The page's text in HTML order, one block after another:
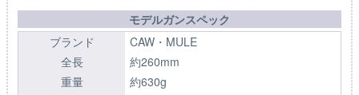
モデルガンスペック
ブランド
CAW・MULE
全長
約260mm
重量
約630g